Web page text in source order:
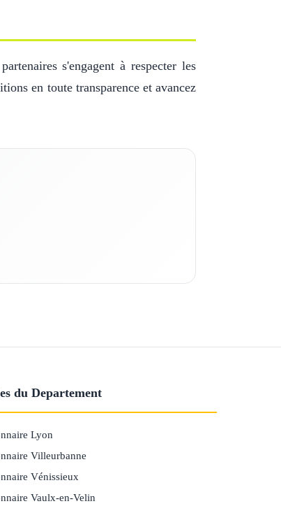
s'engagent à respecter les
en toute transparence et avancez
du Departement
Lyon
Villeurbanne
Vénissieux
Vaulx-en-Velin